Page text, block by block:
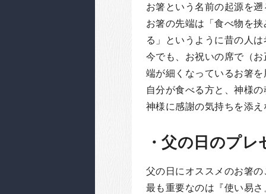
お箸という名前の起源を
お箸の先端は「食べ物を
る」というように昔の人
今でも、お祝いの席で（
端が細くなっているお箸
自分が食べる方と、神様
神様に感謝の気持ちを添
・父の日のプ
父の日にオススメのお箸
最も重要なのは『使い易